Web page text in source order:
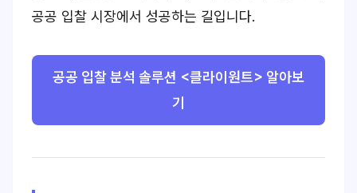
공공 입찰 시장에서 성공하는 길입니다.
공공 입찰 분석 솔루션 <클라이원트> 알아보
기